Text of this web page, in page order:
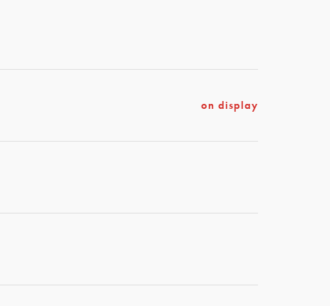
on display